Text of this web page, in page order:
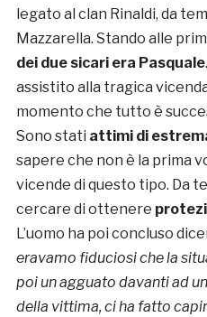
legato al clan Rinaldi, da
Mazzarella. Stando alle
dei due sicari era Pasquale
assistito alla tragica
momento che tutto è
Sono stati attimi di
sapere che non è la prima
vicende di questo tipo. Da
cercare di ottenere
L’uomo ha poi concluso
eravamo fiduciosi che la
poi un agguato davanti ad
della vittima, ci ha fatto